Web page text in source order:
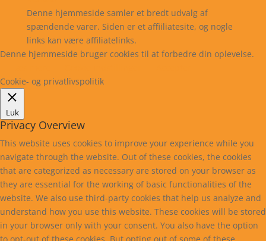
Denne hjemmeside samler et bredt udvalg af
spændende varer. Siden er et affiiliatesite, og nogle
links kan være affiliatelinks.
Denne hjemmeside bruger cookies til at forbedre din oplevelse.
Cookie- og privatlivspolitik
Luk
Privacy Overview
This website uses cookies to improve your experience while you
navigate through the website. Out of these cookies, the cookies
that are categorized as necessary are stored on your browser as
they are essential for the working of basic functionalities of the
website. We also use third-party cookies that help us analyze and
understand how you use this website. These cookies will be stored
in your browser only with your consent. You also have the option
to opt-out of these cookies. But opting out of some of these